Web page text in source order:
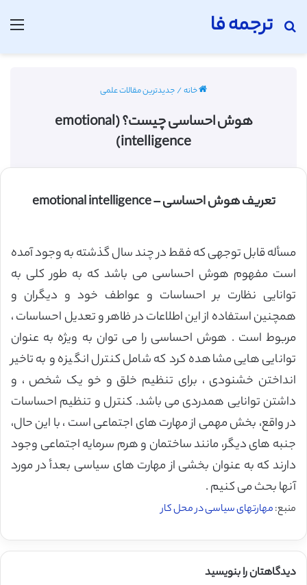
ترجمه فا
جستجو برای
خانه/جدیدترین مقالات علمی
هوش احساسی چیست؟ (emotional
intelligence)
تعریف هوش احساسی – emotional intelligence
مسأله قابل توجهی که فقط در چند سال گذشته به وجود آمده
است مفهوم هوش احساسی می باشد که به طور کلی به
توانایی نظارت بر احساسات و عواطف خود و دیگران و
همچنین استفاده از این اطلاعات در ظاهر و تعدیل احساسات ،
مربوط است . هوش احساسی را می توان به ویژه به عنوان
توانایی هایی مشاهده کرد که شامل کنترل انگیزه و به تاخیر
انداختن خشنودی ، برای تنظیم خلق و خو یک شخص ، و
داشتن توانایی همدردی می باشد. کنترل و تنظیم احساسات
در واقع، بخش مهمی از مهارت های اجتماعی است ، با این حال،
جنبه های دیگر، مانند ساختمان و هرم سرمایه اجتماعی وجود
دارند که به عنوان بخشی از مهارت های سیاسی بعدأ در مورد
آنها بحث می کنیم .
منبع:مهارتهای سیاسی در محل کار
دیدگاهتان را بنویسید